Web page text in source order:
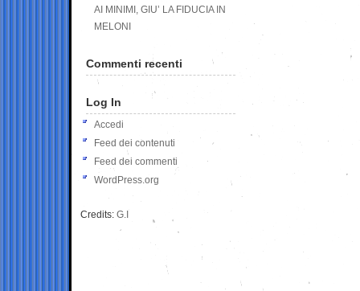
AI MINIMI, GIU’ LA FIDUCIA IN
MELONI
Commenti recenti
Log In
Accedi
Feed dei contenuti
Feed dei commenti
WordPress.org
Credits: G.I